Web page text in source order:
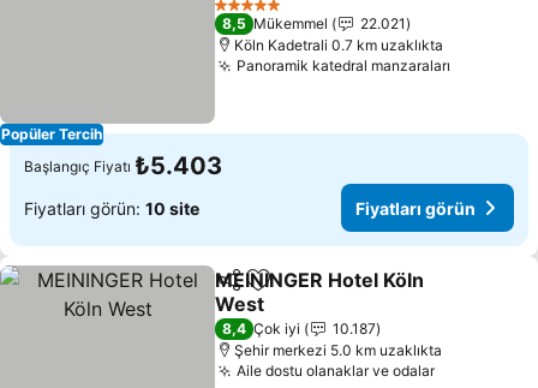
Popüler Tercih
5 Yıldız
8,5 Mükemmel
22.021
Köln Kadetrali 0.7 km uzaklıkta
Panoramik katedral manzaraları
Başlangıç Fiyatı ₺5.403
Fiyatları görün: 10 site Fiyatları görün
PaylaşFavorilerime ekle
MEININGER Hotel Köln
West
8,4 Çok iyi
10.187
Şehir merkezi 5.0 km uzaklıkta
Aile dostu olanaklar ve odalar